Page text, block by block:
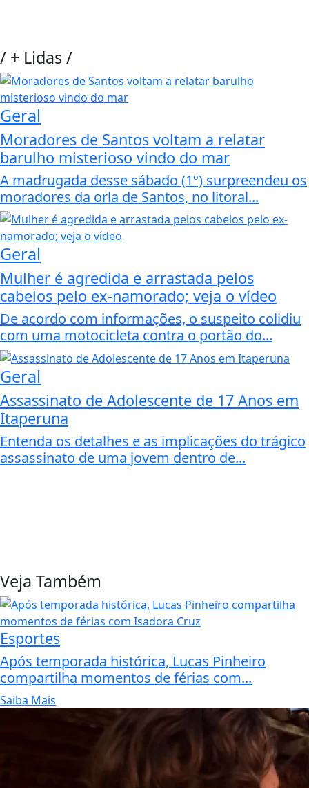
/ + Lidas/
Geral
Moradores de Santos voltam a relatar
barulho misterioso vindo do mar
A madrugada desse sábado (1º) surpreendeu os
moradores da orla de Santos, no litoral...
Geral
Mulher é agredida e arrastada pelos
cabelos pelo ex-namorado; veja o vídeo
De acordo com informações, o suspeito colidiu
com uma motocicleta contra o portão do...
Geral
Assassinato de Adolescente de 17 Anos em
Itaperuna
Entenda os detalhes e as implicações do trágico
assassinato de uma jovem dentro de...
Veja Também
Esportes
Após temporada histórica, Lucas Pinheiro
compartilha momentos de férias com...
Saiba Mais